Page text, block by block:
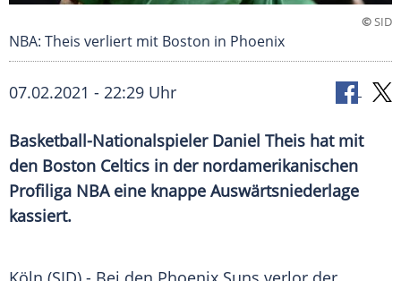
©SID
NBA: Theis verliert mit Boston in Phoenix
07.02.2021 - 22:29 Uhr
Basketball-Nationalspieler Daniel Theis hat mit
den Boston Celtics in der nordamerikanischen
Profiliga NBAeine knappe Auswärtsniederlage
kassiert.